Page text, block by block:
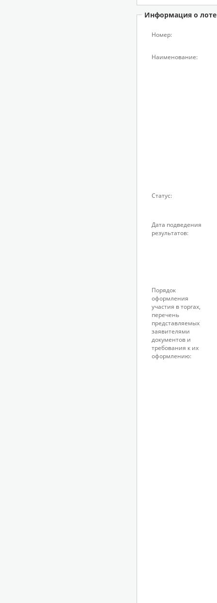
Информация о
Номер:
Наименование:
Статус:
Дата подведения
результатов:
Порядок
оформления
участия в торгах,
перечень
представляемых
заявителями
документов и
требования к их
оформлению: